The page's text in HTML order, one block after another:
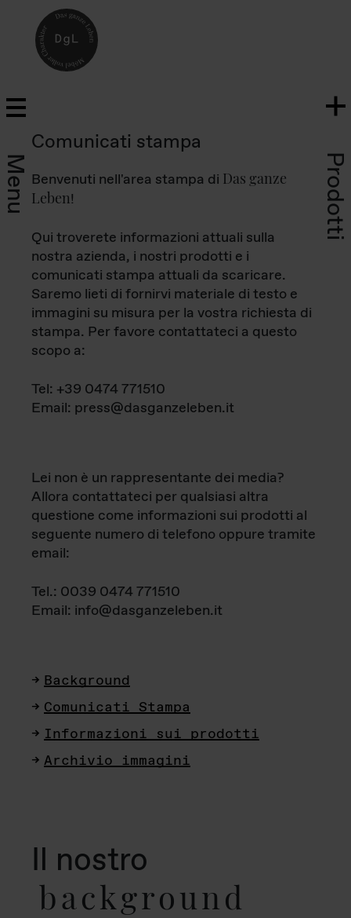
Menu Prodotti
Comunicati stampa
Benvenuti nell'area stampa di Das ganze
Leben!
Qui troverete informazioni attuali sulla
nostra azienda, i nostri prodotti e i
comunicati stampa attuali da scaricare.
Saremo lieti di fornirvi materiale di testo e
immagini su misura per la vostra richiesta di
stampa. Per favore contattateci a questo
scopo a:
Tel: +39 0474 771510
Email: press@dasganzeleben.it
Lei non è un rappresentante dei media?
Allora contattateci per qualsiasi altra
questione come informazioni sui prodotti al
seguente numero di telefono oppure tramite
email:
Tel.: 0039 0474 771510
Email: info@dasganzeleben.it
Background
Comunicati Stampa
Informazioni sui prodotti
Archivio immagini
Il nostro
background